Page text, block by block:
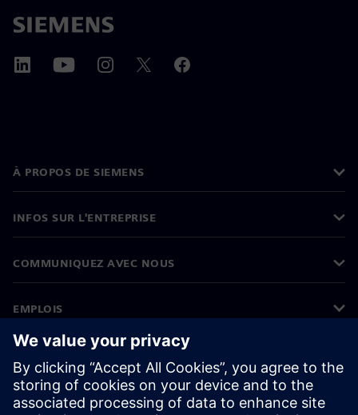
À PROPOS DE SIEMENS
INFOS SUR L'ENTREPRISE
COMMUNIQUEZ AVEC NOUS
EMPLOIS
©Siemens 2026
Informations sur l’entreprise